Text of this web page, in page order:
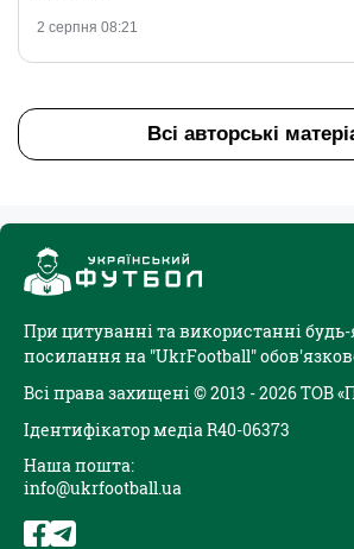
2 серпня 08:21
Всі авторські
При цитуванні та використанні будь-
посилання на "UkrFootball"
Всі права захищені © 2013 - 2026 ТОВ
Ідентифікатор медіа R40-06373
Наша пошта:
info@ukrfootball.ua